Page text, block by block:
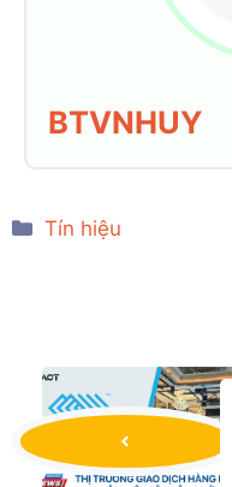
BTVNHUY
Categories
Tín hiệu